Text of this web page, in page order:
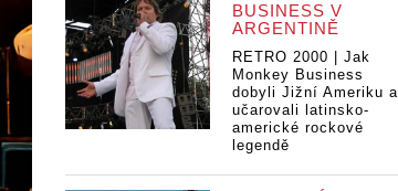
BUSINESS V
ARGENTINĚ
RETRO 2000 | Jak
Monkey Business
dobyli Jižní Ameriku a
učarovali latinsko-
americké rockové
legendě